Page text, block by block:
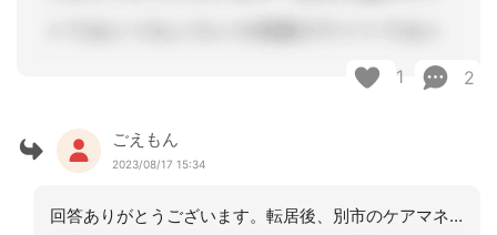
1 2
ごえもん
2023/08/17 15:34
回答ありがとうございます。転居後、別市のケアマネが担当します。同じ被保険者証なの